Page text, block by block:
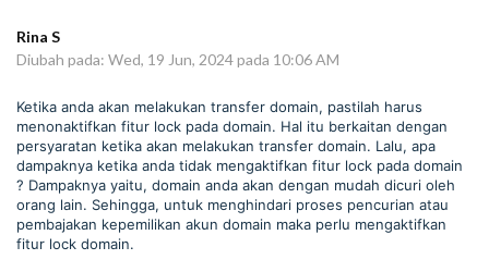
Rina S
Diubah pada: Wed, 19 Jun, 2024 pada 10:06 AM
Ketika anda akan melakukan transfer domain, pastilah harus
menonaktifkan fitur lock pada domain. Hal itu berkaitan dengan
persyaratan ketika akan melakukan transfer domain. Lalu, apa
dampaknya ketika anda tidak mengaktifkan fitur lock pada domain
? Dampaknya yaitu, domain anda akan dengan mudah dicuri oleh
orang lain. Sehingga, untuk menghindari proses pencurian atau
pembajakan kepemilikan akun domain maka perlu mengaktifkan
fitur lock domain.